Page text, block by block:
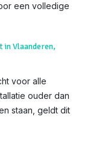
een volledige
in Vlaanderen,
voor alle
ouder dan
staan, geldt dit